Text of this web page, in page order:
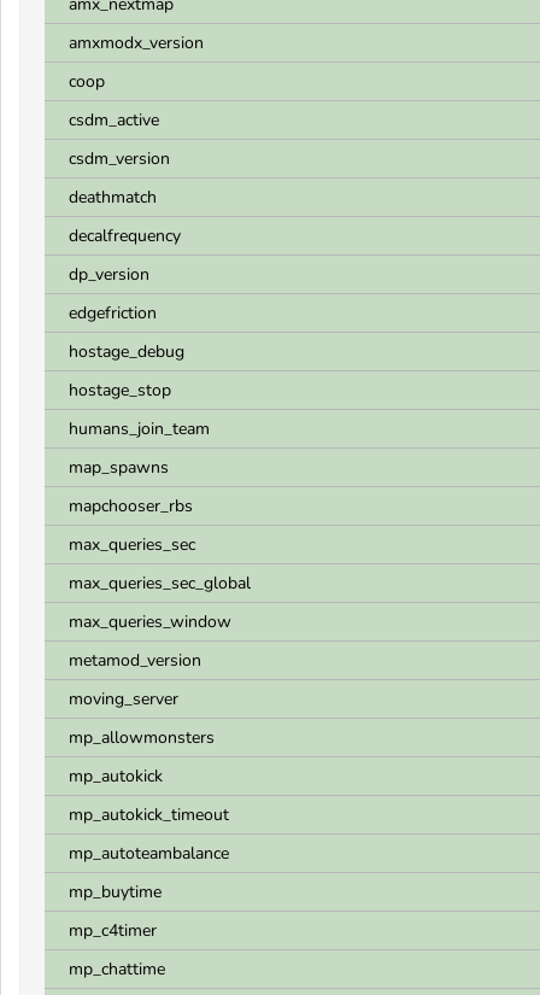
amxmodx_version
coop
csdm_active
csdm_version
deathmatch
decalfrequency
dp_version
edgefriction
hostage_debug
hostage_stop
humans_join_team
map_spawns
mapchooser_rbs
max_queries_sec
max_queries_sec_global
max_queries_window
metamod_version
moving_server
mp_allowmonsters
mp_autokick
mp_autokick_timeout
mp_autoteambalance
mp_buytime
mp_c4timer
mp_chattime